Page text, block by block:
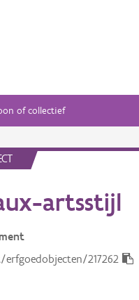
of collectief
artsstijl
217262